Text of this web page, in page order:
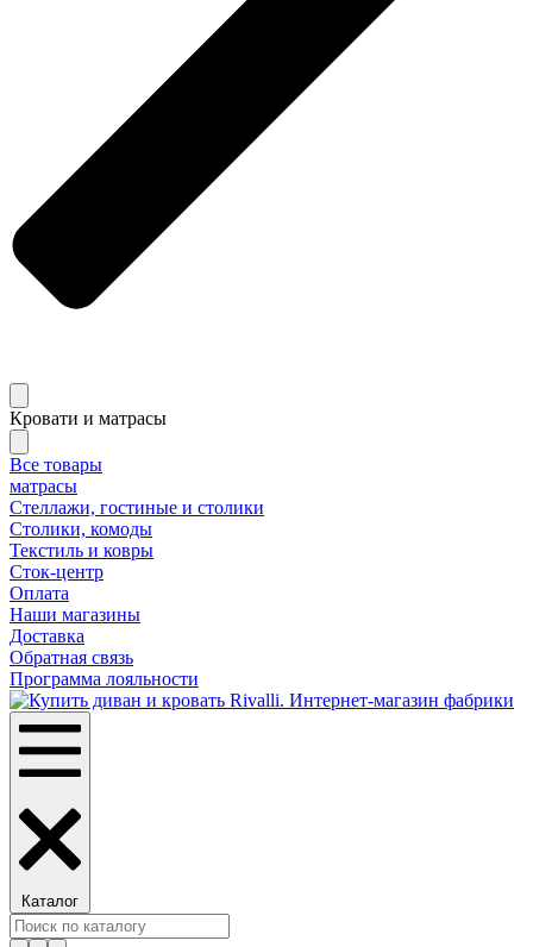
Кровати и матрасы
Все товары
матрасы
Стеллажи, гостиные и столики
Столики, комоды
Текстиль и ковры
Сток-центр
Оплата
Наши магазины
Доставка
Обратная связь
Программа лояльности
Каталог